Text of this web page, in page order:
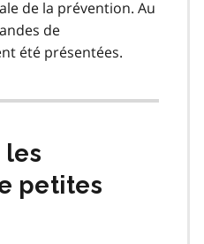
de la prévention. Au
de
été présentées.
les
petites